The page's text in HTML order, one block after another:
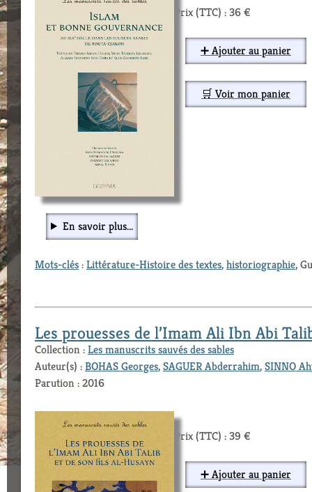
Prix (TTC) : 36 €
➕ Ajouter au panier
🛒 Voir mon panier
En savoir plus...
Mots-clés:Littérature-Histoire des textes,historiographie,
Les prouesses de l’Imam Ali Ibn Abi
Collection :Les manuscrits sauvés des sables
Auteur(s) :BOHAS Georges,SAGUER Abderrahim,SINNO
Parution : 2016
Prix (TTC) : 39 €
➕ Ajouter au panier